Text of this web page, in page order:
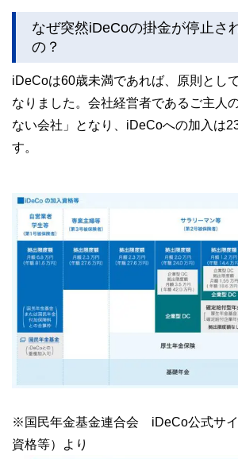
なぜ突然iDeCoの掛金が停止さ
の？
iDeCoは60歳未満であれば、原則とし
なりました。会社経営者であるご主人
ない会社」となり、iDeCoへの加入は
す。
※国民年金基金連合会 iDeCo公式サイ
資格等）より